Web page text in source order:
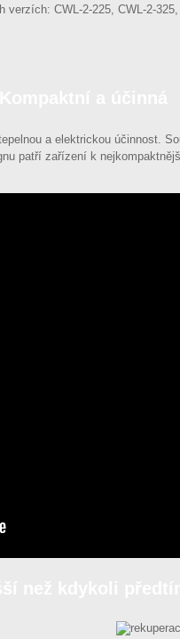
CWL-2-225, CWL-2-325,
a elektrickou účinnost.
patří zařízení k